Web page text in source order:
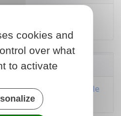
(difficultés de
fiscales dans un couple
cookies and
over what
to activate